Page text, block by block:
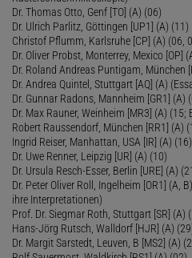
Dr. Thomas Otto, Genf [TO] (A) (06)
Dr. Ulrich Parlitz, Göttingen [UP1] (A) (11)
Christof Pflumm, Karlsruhe [CP] (A) (06,
Dr. Oliver Probst, Monterrey, Mexico [OP]
Dr. Roland Andreas Puntigam, München
Dr. Andrea Quintel, Stuttgart [AQ] (A)
Dr. Gunnar Radons, Mannheim [GR1] (A)
Dr. Max Rauner, Weinheim [MR3] (A)
Robert Raussendorf, München [RR1] (A)
Ingrid Reiser, Manhattan, USA [IR] (A) (16)
Dr. Uwe Renner, Leipzig [UR] (A) (10)
Dr. Ursula Resch-Esser, Berlin [URE] (A)
Dr. Peter Oliver Roll, Ingelheim [OR1] (A,
ihre Interpretationen)
Prof. Dr. Siegmar Roth, Stuttgart [SR] (A)
Hans-Jörg Rutsch, Walldorf [HJR] (A)
Dr. Margit Sarstedt, Leuven, B [MS2] (A)